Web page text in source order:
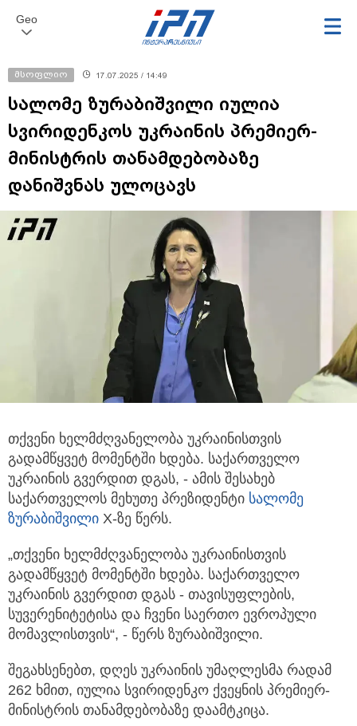
Geo
მსოფლიო 17.07.2025 / 14:49
სალომე ზურაბიშვილი იულია
სვირიდენკოს უკრაინის პრემიერ-
მინისტრის თანამდებობაზე
დანიშვნას ულოცავს
თქვენი ხელმძღვანელობა უკრაინისთვის
გადამწყვეტ მომენტში ხდება. საქართველო
უკრაინის გვერდით დგას, - ამის შესახებ
საქართველოს მეხუთე პრეზიდენტი სალომე
ზურაბიშვილი X-ზე წერს.
„თქვენი ხელმძღვანელობა უკრაინისთვის
გადამწყვეტ მომენტში ხდება. საქართველო
უკრაინის გვერდით დგას - თავისუფლების,
სუვერენიტეტისა და ჩვენი საერთო ევროპული
მომავლისთვის“, - წერს ზურაბიშვილი.
შეგახსენებთ, დღეს უკრაინის უმაღლესმა რადამ
262 ხმით, იულია სვირიდენკო ქვეყნის პრემიერ-
მინისტრის თანამდებობაზე დაამტკიცა.